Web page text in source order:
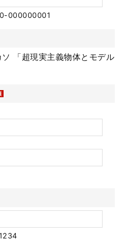
000000001
ソ 「超現実主義物体とモデル